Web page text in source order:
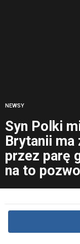
NEWSY
Syn Polki
Brytanii
przez parę
na to